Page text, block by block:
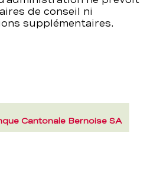
de conseil ni
supplémentaires.
Cantonale Bernoise SA425,5
KB)